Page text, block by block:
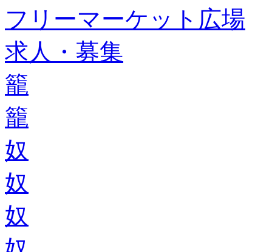
フリーマーケット広場
求人・募集
籠
籠
奴
奴
奴